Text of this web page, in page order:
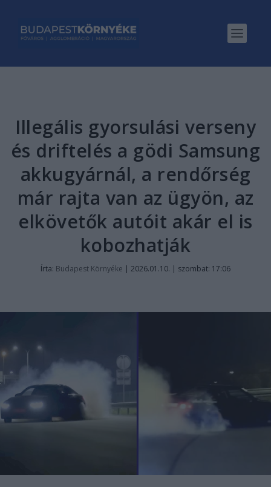
Illegális gyorsulási verseny
és driftelés a gödi Samsung
akkugyárnál, a rendőrség
már rajta van az ügyön, az
elkövetők autóit akár el is
kobozhatják
Írta: Budapest Környéke | 2026.01.10. | szombat: 17:06